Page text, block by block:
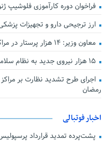
فراخوان دوره کارآموزی
ارز ترجیحی دارو و تجهیزات پزشکی در
معاون وزیر: ۱۴ هزار پرستار در مراکز درمانی کشور فعالیت می‌کنند
۱۵ هزار نیروی جدید به نظام سلامت کشور افزوده شد
اجرای طرح تشدید نظارت بر
رمضان
اخبار فوتبالی
پشت‌پرده تمدید قرارداد